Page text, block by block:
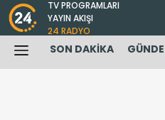
TV PROGRAMLARI
YAYIN AKIŞI
24 RADYO
SON DAKİKA